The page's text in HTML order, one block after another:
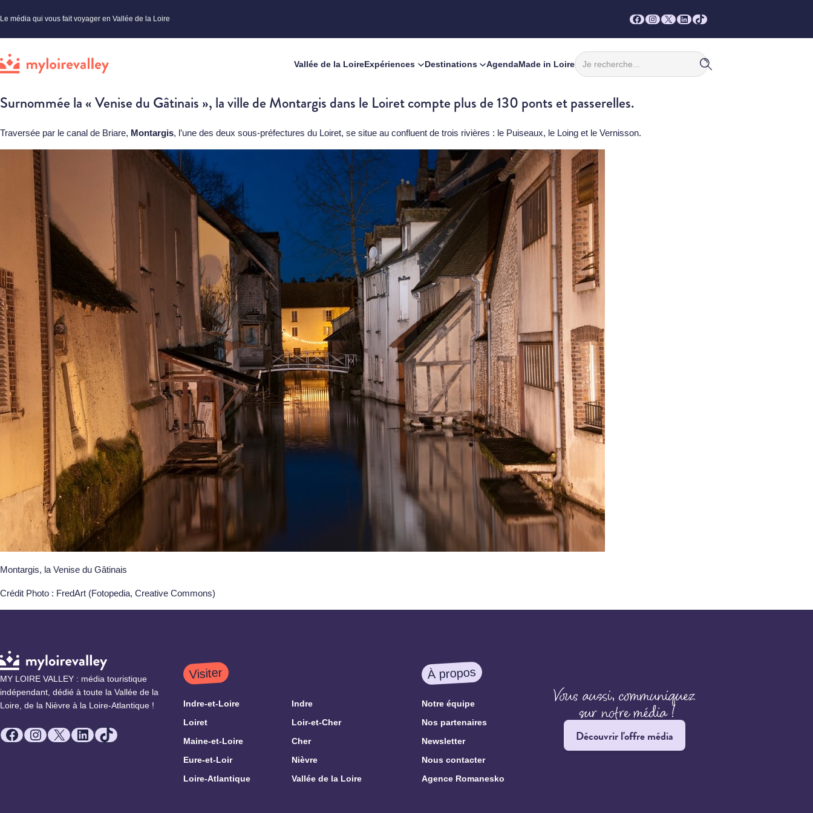
Le média qui vous fait voyager en Vallée de la Loire Facebook
Instagram
X LinkedIn
TikTok
Vallée de la LoireExpériences Destinations AgendaMade in Loire
Rechercher
Surnommée la « Venise du Gâtinais », la ville de Montargis dans le Loiret compte plus de 130 ponts et passerelles.
Traversée par le canal de Briare, Montargis, l’une des deux sous-préfectures du Loiret, se situe au confluent de trois rivières : le Puiseaux, le Loing et le Vernisson.
Montargis, la Venise du Gâtinais
Crédit Photo : FredArt (Fotopedia, Creative Commons)
MY LOIRE VALLEY : média touristique
indépendant, dédié à toute la Vallée de la
Loire, de la Nièvre à la Loire-Atlantique !
Facebook
Instagram
X LinkedIn
TikTok
Visiter
Indre-et-Loire
Indre
Loiret
Loir-et-Cher
Maine-et-Loire
Cher
Eure-et-Loir
Nièvre
Loire-Atlantique
Vallée de la Loire
À propos
Notre équipe
Nos partenaires
Newsletter
Nous contacter
Agence Romanesko
Découvrir l'offre média